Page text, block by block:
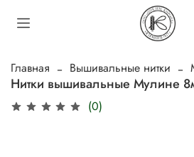
Главная Вышивальные нитки
Нитки вышивальные Мулине
(0)